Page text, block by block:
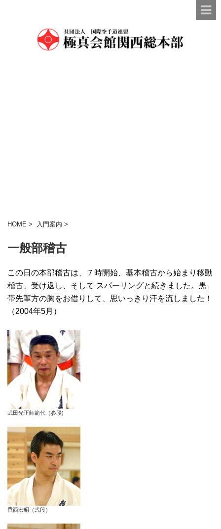
HOME > 入門案内 >
一般部稽古
この日の本部稽古は、７時開始、基本稽古から始まり移動
稽古、受け返し、そして スパーリングと続きました。黒
帯先輩方の胸をお借りして、思いっきり汗を流しました！
（2004年5月）
武田光正師範代（参段)
香西宏昭（弐段）